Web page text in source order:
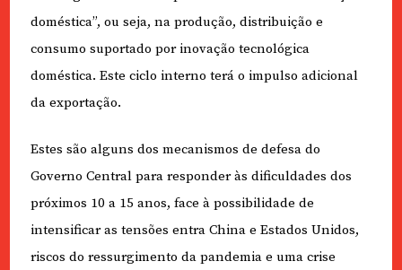
doméstica”, ou seja, na produção, distribuição e
consumo suportado por inovação tecnológica
doméstica. Este ciclo interno terá o impulso adicional
da exportação.
Estes são alguns dos mecanismos de defesa do
Governo Central para responder às dificuldades dos
próximos 10 a 15 anos, face à possibilidade de
intensificar as tensões entra China e Estados Unidos,
riscos do ressurgimento da pandemia e uma crise